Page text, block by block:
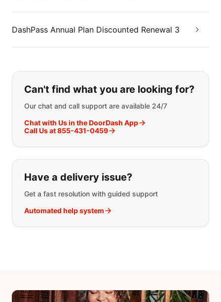
DashPass Annual Plan Discounted Renewal 3
If you can't find what you are
Can't find what you are looking for?
Our chat and call support are available 24/7
Chat with Us in the DoorDash App
Call Us at 855-431-0459
Have a delivery issue?
Get a fast resolution with guided support
Automated help system